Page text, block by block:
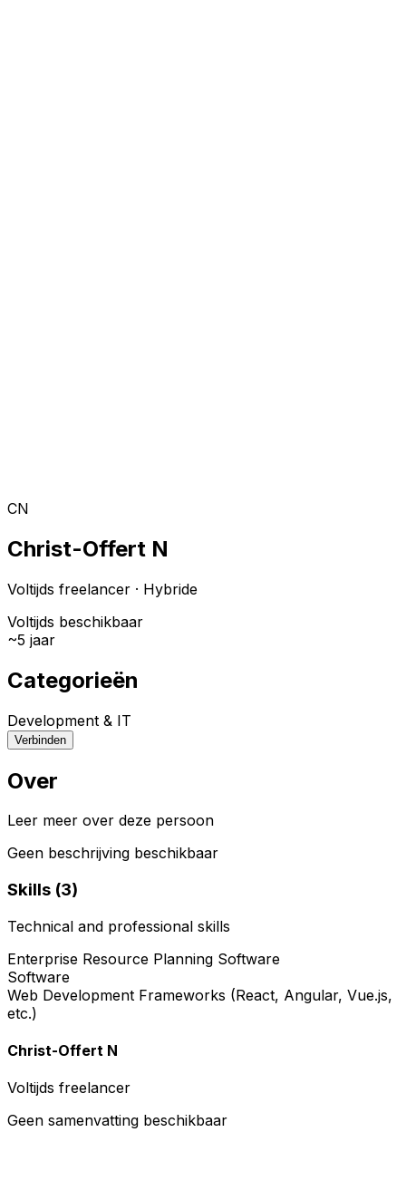
CN
Christ-Offert N
Voltijds freelancer · Hybride
Voltijds beschikbaar
~5 jaar
Categorieën
Development & IT
Verbinden
Over
Leer meer over deze persoon
Geen beschrijving beschikbaar
Skills (3)
Technical and professional skills
Enterprise Resource Planning Software
Software
Web Development Frameworks (React, Angular, Vue.js,
etc.)
Christ-Offert N
Voltijds freelancer
Geen samenvatting beschikbaar